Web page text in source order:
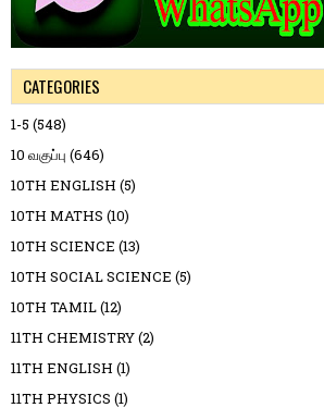
CATEGORIES
1-5 (548)
10 வகுப்பு (646)
10TH ENGLISH (5)
10TH MATHS (10)
10TH SCIENCE (13)
10TH SOCIAL SCIENCE (5)
10TH TAMIL(12)
11TH CHEMISTRY(2)
11TH ENGLISH (1)
11TH PHYSICS (1)